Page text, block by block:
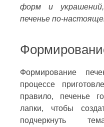
форм и
печенье по-
Формирование
процессе
правило, печенье
лапки, чтобы
подчеркнуть